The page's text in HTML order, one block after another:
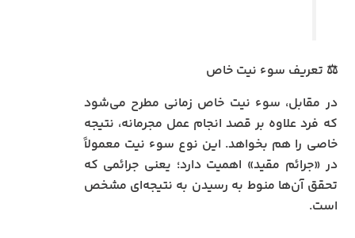
⚖️ تعریف سوء نیت خاص
در مقابل، سوء نیت خاص زمانی مطرح می‌شود
که فرد علاوه بر قصد انجام عمل مجرمانه، نتیجه
خاصی را هم بخواهد. این نوع سوء نیت معمولاً
در «جرائم مقید» اهمیت دارد؛ یعنی جرائمی که
تحقق آن‌ها منوط به رسیدن به نتیجه‌ای مشخص
است.